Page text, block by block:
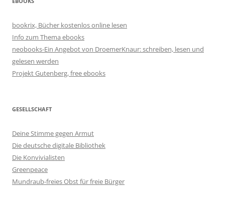
bookrix, Bücher kostenlos online lesen
Info zum Thema ebooks
neobooks-Ein Angebot von DroemerKnaur: schreiben, lesen und
gelesen werden
Projekt Gutenberg, free ebooks
GESELLSCHAFT
Deine Stimme gegen Armut
Die deutsche digitale Bibliothek
Die Konvivialisten
Greenpeace
Mundraub-freies Obst für freie Bürger